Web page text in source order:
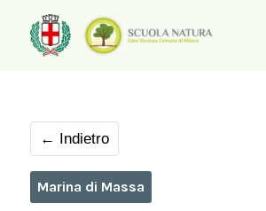
← Indietro
Marina di Massa